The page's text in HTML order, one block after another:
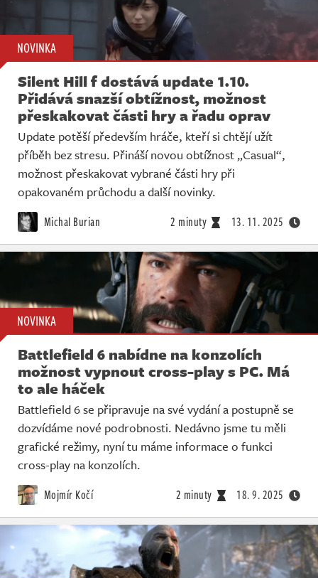
NOVINKA
Silent Hill f dostává update 1.10.
Přidává snazší obtížnost, možnost
přeskakovat části hry a řadu oprav
Update potěší především hráče, kteří si chtějí užít
příběh bez stresu. Přináší novou obtížnost „Casual“,
možnost přeskakovat vybrané části hry při
opakovaném průchodu a další novinky.
Michal Burian 2 minuty 13. 11. 2025
NOVINKA
Battlefield 6 nabídne na konzolích
možnost vypnout cross-play s PC. Má
to ale háček
Battlefield 6 se připravuje na své vydání a postupně se
dozvídáme nové podrobnosti. Nedávno jsme tu měli
grafické režimy, nyní tu máme informace o funkci
cross-play na konzolích.
Mojmír Kočí 2 minuty 18. 9. 2025